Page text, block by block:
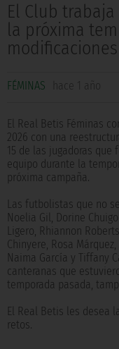
El Club
la próxima
FÉMINAS hace 1 año
El Real Betis Féminas
2026 con una
15 de las jugadoras
equipo durante la
próxima campaña.
Las futbolistas que no
Noelia Gil, Dorine
Ligero, Rhiannon
Chinyere, Rosa
Naima García y Tiffany
canteranas que
temporada pasada,
El Real Betis les desea
retos.